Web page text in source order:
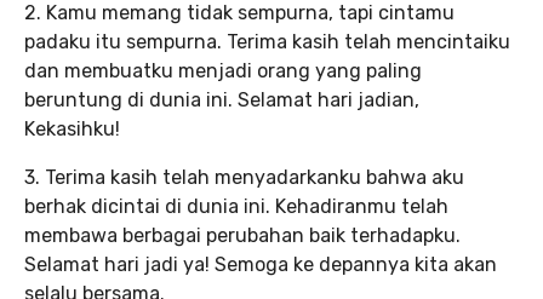
2. Kamu memang tidak sempurna, tapi cintamu
padaku itu sempurna. Terima kasih telah mencintaiku
dan membuatku menjadi orang yang paling
beruntung di dunia ini. Selamat hari jadian,
Kekasihku!
3. Terima kasih telah menyadarkanku bahwa aku
berhak dicintai di dunia ini. Kehadiranmu telah
membawa berbagai perubahan baik terhadapku.
Selamat hari jadi ya! Semoga ke depannya kita akan
selalu bersama.